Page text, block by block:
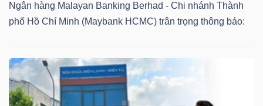
Ngân hàng Malayan Banking Berhad - Chi nhánh Thành
phố Hồ Chí Minh (Maybank HCMC) trân trọng thông báo: